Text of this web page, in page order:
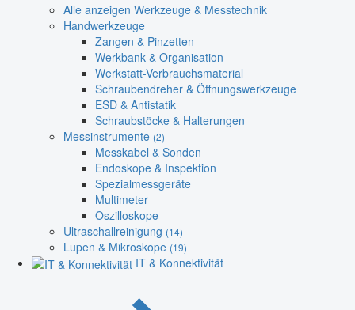
Alle anzeigen Werkzeuge & Messtechnik
Handwerkzeuge
Zangen & Pinzetten
Werkbank & Organisation
Werkstatt-Verbrauchsmaterial
Schraubendreher & Öffnungswerkzeuge
ESD & Antistatik
Schraubstöcke & Halterungen
Messinstrumente (2)
Messkabel & Sonden
Endoskope & Inspektion
Spezialmessgeräte
Multimeter
Oszilloskope
Ultraschallreinigung (14)
Lupen & Mikroskope (19)
IT & Konnektivität